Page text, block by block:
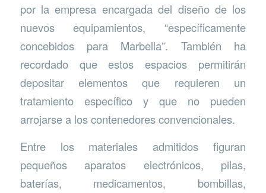
por la empresa encargada del diseño de los
nuevos equipamientos, “específicamente
concebidos para Marbella”. También ha
recordado que estos espacios permitirán
depositar elementos que requieren un
tratamiento específico y que no pueden
arrojarse a los contenedores convencionales.
Entre los materiales admitidos figuran
pequeños aparatos electrónicos, pilas,
baterías, medicamentos, bombillas,